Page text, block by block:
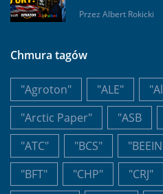
Przez Albert Rokicki
Chmura tagów
"Agroton" "ALE"
"Arctic Paper"
"ASB
"ATC"
"BCS"
"BFT"
"CHP" "CRJ"